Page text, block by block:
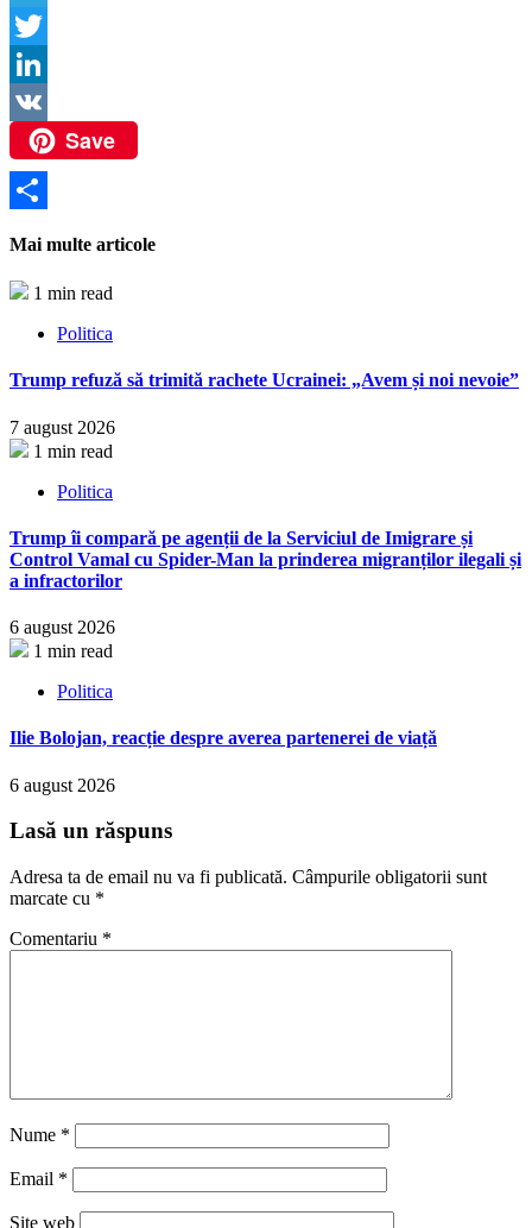
Link
Telegram
Twitter
LinkedIn
VK
Save
Mai multe articole
1 min read
Politica
Trump refuză să trimită rachete Ucrainei: „Avem și noi nevoie”
7 august 2026
1 min read
Politica
Trump îi compară pe agenții de la Serviciul de Imigrare și
Control Vamal cu Spider-Man la prinderea migranților ilegali și
a infractorilor
6 august 2026
1 min read
Politica
Ilie Bolojan, reacție despre averea partenerei de viață
6 august 2026
Lasă un răspuns
Adresa ta de email nu va fi publicată. Câmpurile obligatorii sunt
marcate cu *
Comentariu *
Nume *
Email *
Site web